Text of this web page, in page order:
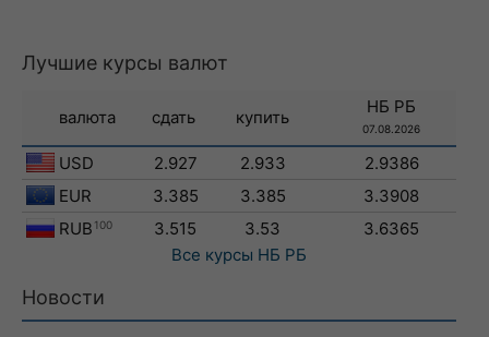
Лучшие курсы валют
валюта сдать купить
НБ РБ
07.08.2026
USD 2.927 2.933
2.9386
EUR
3.385 3.385
3.3908
RUB 100 3.515 3.53
3.6365
Все курсы НБ РБ
Новости